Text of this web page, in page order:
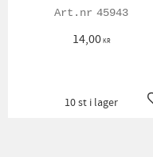
45943
14,00KR
10 st i lager